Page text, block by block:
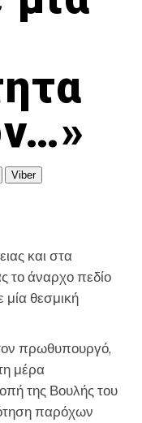
Viber
και στα
το άναρχο πεδίο
μία θεσμική
πρωθυπουργό,
μέρα
της Βουλής του
παρόχων